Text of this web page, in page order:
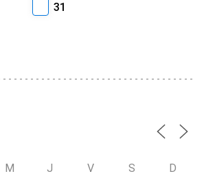
31
M J V S D